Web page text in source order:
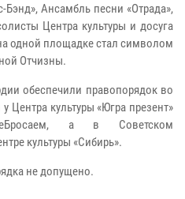
Бэнд», Ансамбль песни «Отрада»,
Центра культуры и досуга
одной площадке стал символом
Отчизны.
обеспечили правопорядок во
Центра культуры «Югра презент»
а в Советском
культуры «Сибирь».
не допущено.